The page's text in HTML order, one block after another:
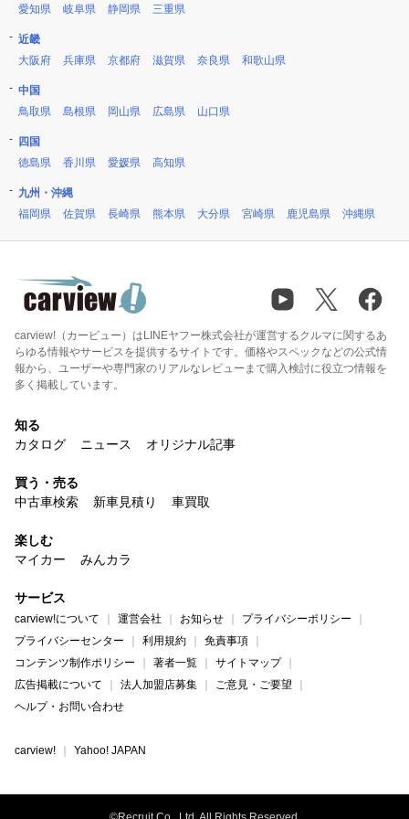
愛知県 岐阜県 静岡県 三重県
近畿
大阪府
兵庫県 京都府 滋賀県 奈良県 和歌山県
中国
鳥取県
島根県 岡山県 広島県 山口県
四国
徳島県
香川県 愛媛県 高知県
九州・沖縄
福岡県
佐賀県 長崎県 熊本県 大分県 宮崎県 鹿児島県 沖縄県
carview!（カービュー）はLINEヤフー株式会社が運営するクルマに関するあ
らゆる情報やサービスを提供するサイトです。価格やスペックなどの公式情
報から、ユーザーや専門家のリアルなレビューまで購入検討に役立つ情報を
多く掲載しています。
知る
カタログ
ニュース オリジナル記事
買う・売る
中古車検索
新車見積り 車買取
楽しむ
マイカー
みんカラ
サービス
carview!について 運営会社 お知らせ
プライバシーポリシー
プライバシーセンター
利用規約
免責事項
コンテンツ制作ポリシー
著者一覧
サイトマップ
広告掲載について
法人加盟店募集
ご意見・ご要望
ヘルプ・お問い合わせ
carview! Yahoo! JAPAN